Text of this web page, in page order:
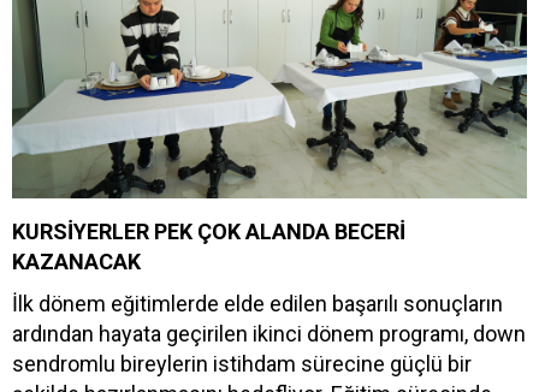
KURSİYERLER PEK ÇOK ALANDA BECERİ
KAZANACAK
İlk dönem eğitimlerde elde edilen başarılı sonuçların
ardından hayata geçirilen ikinci dönem programı, down
sendromlu bireylerin istihdam sürecine güçlü bir